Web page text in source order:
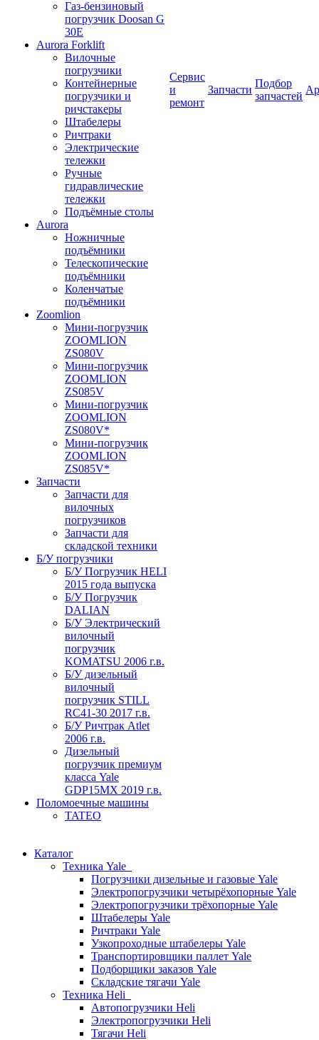
Газ-бензиновый
погрузчик Doosan G
30E
Aurora Forklift
Вилочные
погрузчики
Контейнерные
погрузчики и
ричстакеры
Штабелеры
Ричтраки
Электрические
тележки
Ручные
гидравлические
тележки
Подъёмные столы
Aurora
Ножничные
подъёмники
Телескопические
подъёмники
Коленчатые
подъёмники
Zoomlion
Мини-погрузчик
ZOOMLION
ZS080V
Мини-погрузчик
ZOOMLION
ZS085V
Мини-погрузчик
ZOOMLION
ZS080V*
Мини-погрузчик
ZOOMLION
ZS085V*
Запчасти
Запчасти для
вилочных
погрузчиков
Запчасти для
складской техники
Б/У погрузчики
Б/У Погрузчик HELI
2015 года выпуска
Б/У Погрузчик
DALIAN
Б/У Электрический
вилочный
погрузчик
KOMATSU 2006 г.в.
Б/У дизельный
вилочный
погрузчик STILL
RC41-30 2017 г.в.
Б/У Ричтрак Atlet
2006 г.в.
Дизельный
погрузчик премиум
класса Yale
GDP15MX 2019 г.в.
Поломоечные машины
TATEO
Сервис
и
ремонт
Запчасти
Подбор
запчастей
Каталог
Техника Yale
Погрузчики дизельные и газовые Yale
Электропогрузчики четырёхопорные Yale
Электропогрузчики трёхопорные Yale
Штабелеры Yale
Ричтраки Yale
Узкопроходные штабелеры Yale
Транспортировщики паллет Yale
Подборщики заказов Yale
Складские тягачи Yale
Техника Heli
Автопогрузчики Heli
Электропогрузчики Heli
Тягачи Heli